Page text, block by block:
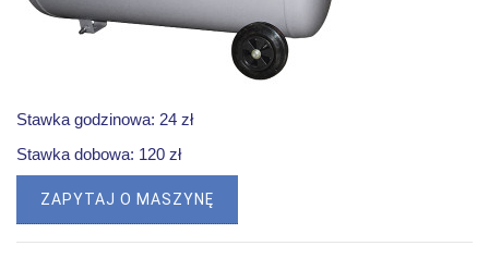
Stawka godzinowa: 24 zł
Stawka dobowa: 120 zł
ZAPYTAJ O MASZYNĘ